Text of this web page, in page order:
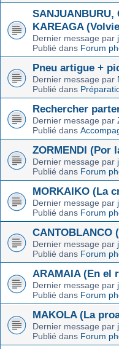
SANJUANBURU,
KAREAGA
Dernier message par
Publié dans Forum
Pneu artigue +
Dernier message par
Publié dans
Rechercher
Dernier message par
Publié dans
ZORMENDI (Por
Dernier message par
Publié dans Forum
MORKAIKO (La
Dernier message par
Publié dans Forum
CANTOBLANCO
Dernier message par
Publié dans Forum
ARAMAIA (En el
Dernier message par
Publié dans Forum
MAKOLA (La
Dernier message par
Publié dans Forum